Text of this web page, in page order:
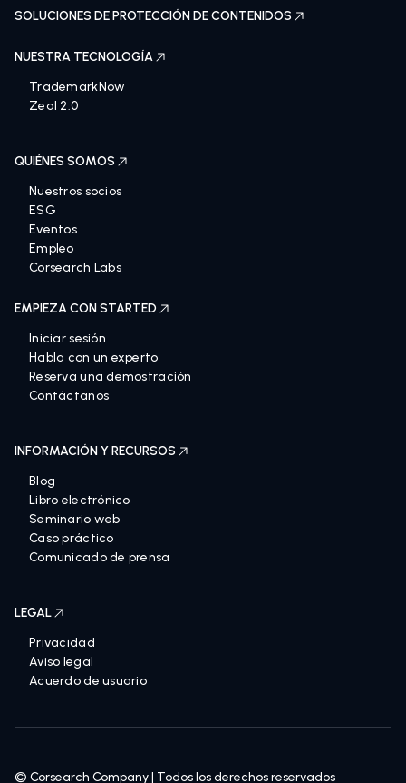
SOLUCIONES DE PROTECCIÓN DE CONTENIDOS
NUESTRA TECNOLOGÍA
TrademarkNow
Zeal 2.0
QUIÉNES SOMOS
Nuestros socios
ESG
Eventos
Empleo
Corsearch Labs
EMPIEZA CON STARTED
Iniciar sesión
Habla con un experto
Reserva una demostración
Contáctanos
INFORMACIÓN Y RECURSOS
Blog
Libro electrónico
Seminario web
Caso práctico
Comunicado de prensa
LEGAL
Privacidad
Aviso legal
Acuerdo de usuario
© Corsearch Company | Todos los derechos reservados